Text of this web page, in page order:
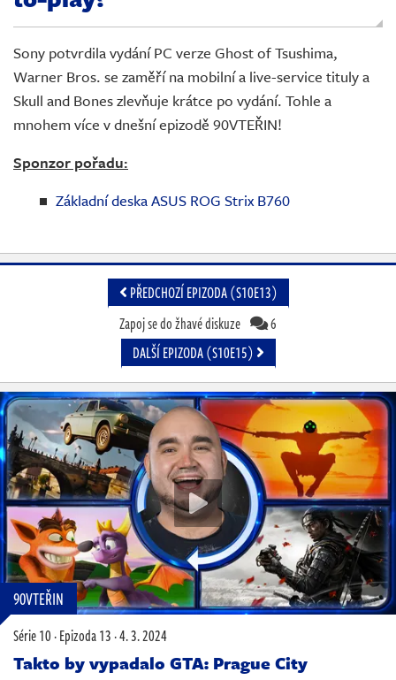
Živě
Sony potvrdila vydání PC verze Ghost of Tsushima,
Warner Bros. se zaměří na mobilní a live-service tituly a
Skull and Bones zlevňuje krátce po vydání. Tohle a
mnohem více v dnešní epizodě 90VTEŘIN!
Sponzor pořadu:
Základní deska ASUS ROG Strix B760
PŘEDCHOZÍ EPIZODA (S10E13)
Zapoj se do žhavé diskuze
6
DALŠÍ EPIZODA (S10E15)
90VTEŘIN
Série 10·Epizoda 13·4. 3. 2024
Takto by vypadalo GTA: Prague City